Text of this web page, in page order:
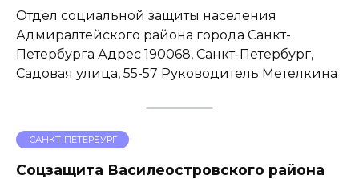
Отдел социальной защиты населения
Адмиралтейского района города Санкт-
Петербурга Адрес 190068, Санкт-Петербург,
Садовая улица, 55-57 Руководитель Метелкина
САНКТ-ПЕТЕРБУРГ
Соцзащита Василеостровского района